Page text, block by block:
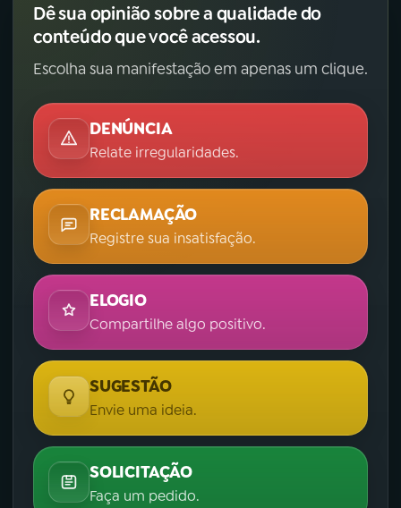
Dê sua opinião sobre a qualidade do
conteúdo que você acessou.
Escolha sua manifestação em apenas um clique.
DENÚNCIA
Relate irregularidades.
RECLAMAÇÃO
Registre sua insatisfação.
ELOGIO
Compartilhe algo positivo.
SUGESTÃO
Envie uma ideia.
SOLICITAÇÃO
Faça um pedido.